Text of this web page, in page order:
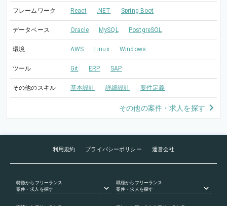
フレームワーク React .NET Spring Boot
データベース Oracle MySQL PostgreSQL
環境 AWS Linux Windows
ツール Git ERP SAP
その他のスキル 基本設計 詳細設計 要件定義
その他の案件・求人を探す
利用規約 プライバシーポリシー 運営会社
特徴からフリーランス
案件・求人を探す
職種からフリーランス
案件・求人を探す